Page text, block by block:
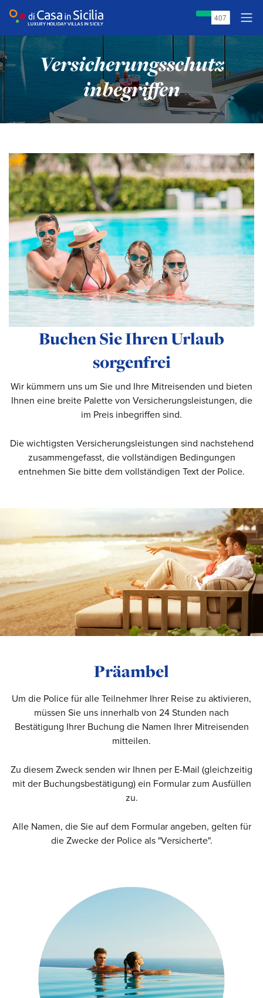
Versicherungsschutz
inbegriffen
Buchen Sie Ihren Urlaub
sorgenfrei
Wir kümmern uns um Sie und Ihre Mitreisenden und bieten
Ihnen eine breite Palette von Versicherungsleistungen, die
im Preis inbegriffen sind.
Die wichtigsten Versicherungsleistungen sind nachstehend
zusammengefasst, die vollständigen Bedingungen
entnehmen Sie bitte dem vollständigen Text der Police.
Präambel
Um die Police für alle Teilnehmer Ihrer Reise zu aktivieren,
müssen Sie uns innerhalb von 24 Stunden nach
Bestätigung Ihrer Buchung die Namen Ihrer Mitreisenden
mitteilen.
Zu diesem Zweck senden wir Ihnen per E-Mail (gleichzeitig
mit der Buchungsbestätigung) ein Formular zum Ausfüllen
zu.
Alle Namen, die Sie auf dem Formular angeben, gelten für
die Zwecke der Police als "Versicherte".